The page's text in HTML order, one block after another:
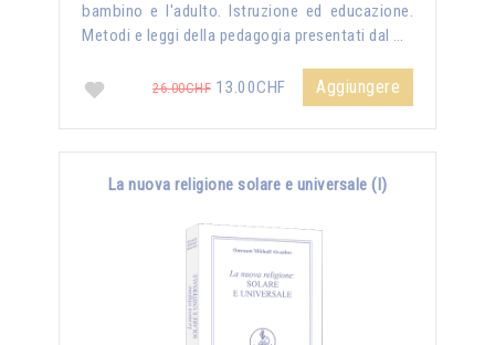
bambino e l'adulto. Istruzione ed educazione.
Metodi e leggi della pedagogia presentati dal …
26.00CHF 13.00CHF Aggiungere
La nuova religione solare e universale (I)